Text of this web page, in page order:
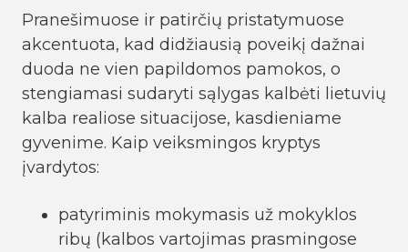
Pranešimuose ir patirčių pristatymuose
akcentuota, kad didžiausią poveikį dažnai
duoda ne vien papildomos pamokos, o
stengiamasi sudaryti sąlygas kalbėti lietuvių
kalba realiose situacijose, kasdieniame
gyvenime. Kaip veiksmingos kryptys
įvardytos:
patyriminis mokymasis už mokyklos
ribų (kalbos vartojimas prasmingose